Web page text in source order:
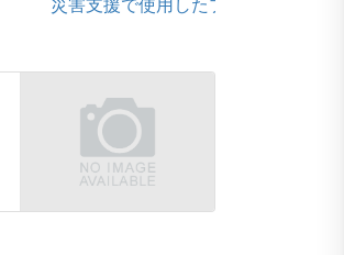
災害支援で使用したブルーシートの